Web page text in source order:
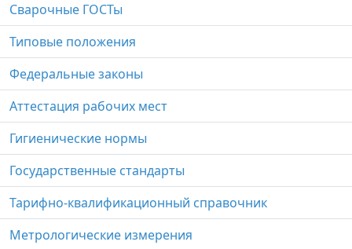
Сварочные ГОСТы
Типовые положения
Федеральные законы
Аттестация рабочих мест
Гигиенические нормы
Государственные стандарты
Тарифно-квалификационный справочник
Метрологические измерения